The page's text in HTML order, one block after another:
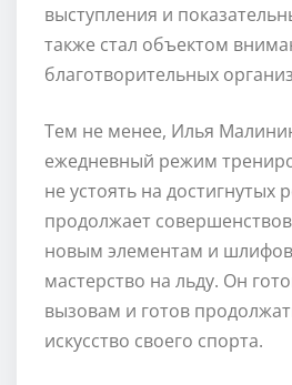
выступления и
также стал объектом
благотворительных
Тем не менее, Илья
ежедневный режим
не устоять на достигнутых
продолжает
новым элементам и
мастерство на льду. Он
вызовам и готов
искусство своего спорта.